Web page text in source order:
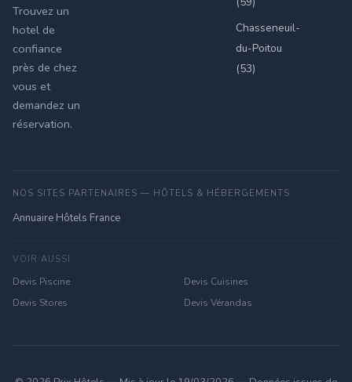
Trouvez un
hotel de
confiance
près de chez
vous et
demandez un
réservation.
Chasseneuil-
du-Poitou
(53)
NOS SITES PARTENAIRES — HÔTELS & HÉBERGEMENTS
Annuaire Hôtels France
VOIR AUSSI
Devis Piscine
Devis Cuisines
Devis Stores
Devis Vérandas